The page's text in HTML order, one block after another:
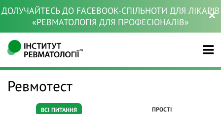
ДОЛУЧАЙТЕСЬ ДО FACEBOOK-СПІЛЬНОТИ ДЛЯ ЛІКАРІВ
«РЕВМАТОЛОГІЯ ДЛЯ ПРОФЕСІОНАЛІВ»
Ревмотест
ВСІ ПИТАННЯ ПРОСТІ